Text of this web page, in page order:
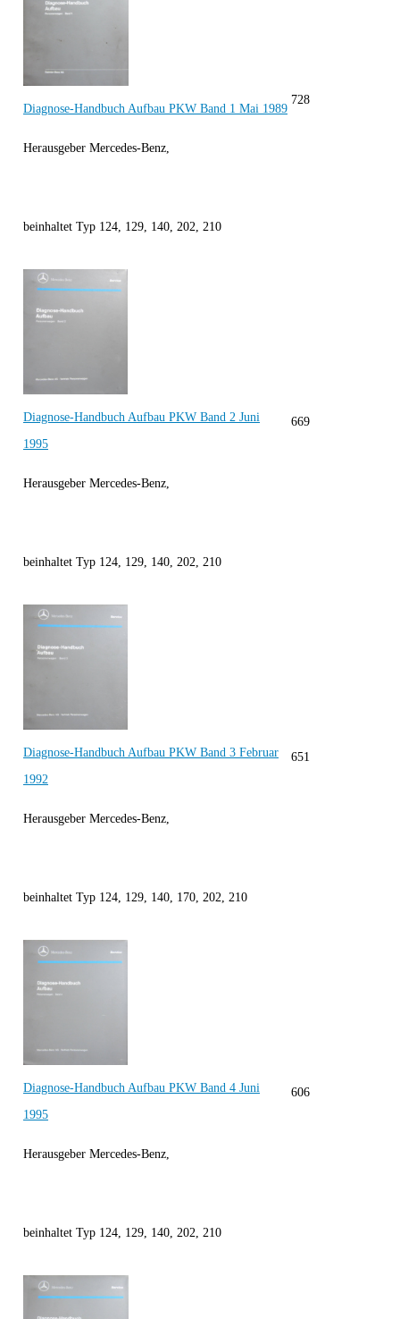
Diagnose-Handbuch Aufbau PKW Band 1 Mai 1989
Herausgeber Mercedes-Benz,
beinhaltet Typ 124, 129, 140, 202, 210
728
Diagnose-Handbuch Aufbau PKW Band 2 Juni
1995
Herausgeber Mercedes-Benz,
beinhaltet Typ 124, 129, 140, 202, 210
669
Diagnose-Handbuch Aufbau PKW Band 3 Februar
1992
Herausgeber Mercedes-Benz,
beinhaltet Typ 124, 129, 140, 170, 202, 210
651
Diagnose-Handbuch Aufbau PKW Band 4 Juni
1995
Herausgeber Mercedes-Benz,
beinhaltet Typ 124, 129, 140, 202, 210
606